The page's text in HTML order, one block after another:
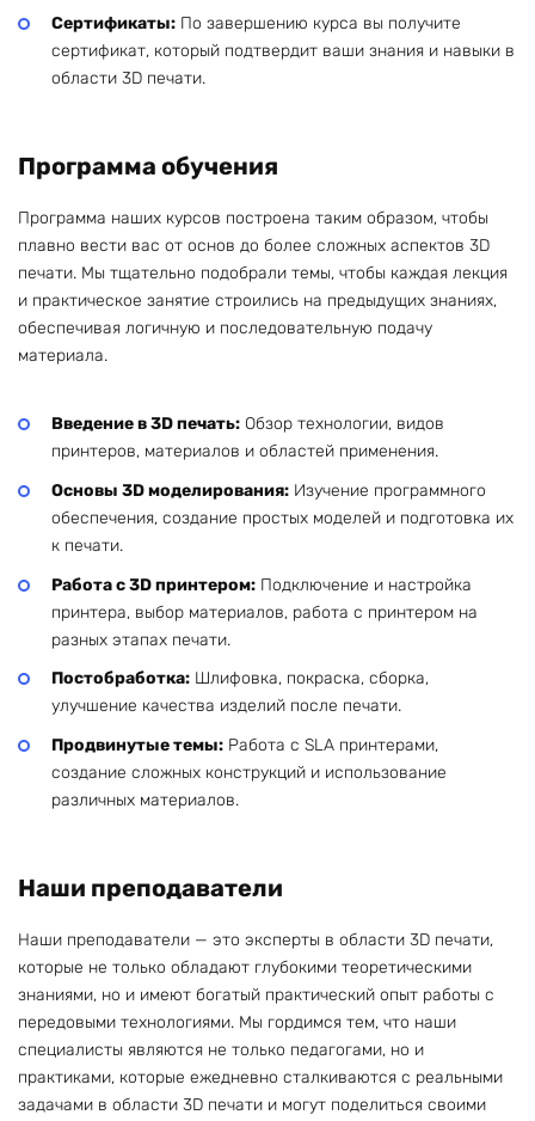
Сертификаты: По завершению курса вы получите
сертификат, который подтвердит ваши знания и навыки в
области 3D печати.
Программа обучения
Программа наших курсов построена таким образом, чтобы
плавно вести вас от основ до более сложных аспектов 3D
печати. Мы тщательно подобрали темы, чтобы каждая лекция
и практическое занятие строились на предыдущих знаниях,
обеспечивая логичную и последовательную подачу
материала.
Введение в 3D печать: Обзор технологии, видов
принтеров, материалов и областей применения.
Основы 3D моделирования: Изучение программного
обеспечения, создание простых моделей и подготовка их
к печати.
Работа с 3D принтером: Подключение и настройка
принтера, выбор материалов, работа с принтером на
разных этапах печати.
Постобработка: Шлифовка, покраска, сборка,
улучшение качества изделий после печати.
Продвинутые темы: Работа с SLA принтерами,
создание сложных конструкций и использование
различных материалов.
Наши преподаватели
Наши преподаватели — это эксперты в области 3D печати,
которые не только обладают глубокими теоретическими
знаниями, но и имеют богатый практический опыт работы с
передовыми технологиями. Мы гордимся тем, что наши
специалисты являются не только педагогами, но и
практиками, которые ежедневно сталкиваются с реальными
задачами в области 3D печати и могут поделиться своими